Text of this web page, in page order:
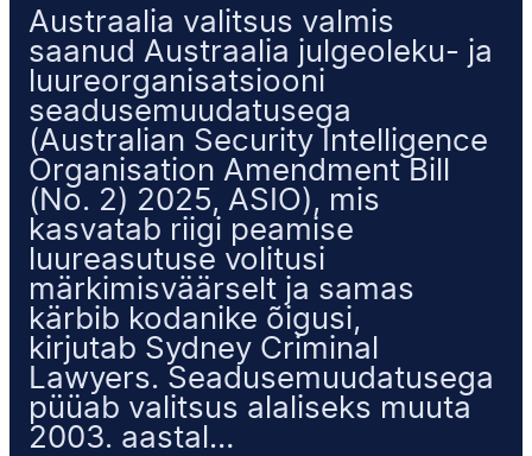
Austraalia valitsus valmis
saanud Austraalia julgeoleku- ja
luureorganisatsiooni
seadusemuudatusega
(Australian Security Intelligence
Organisation Amendment Bill
(No. 2) 2025, ASIO), mis
kasvatab riigi peamise
luureasutuse volitusi
märkimisväärselt ja samas
kärbib kodanike õigusi,
kirjutab Sydney Criminal
Lawyers. Seadusemuudatusega
püüab valitsus alaliseks muuta
2003. aastal…